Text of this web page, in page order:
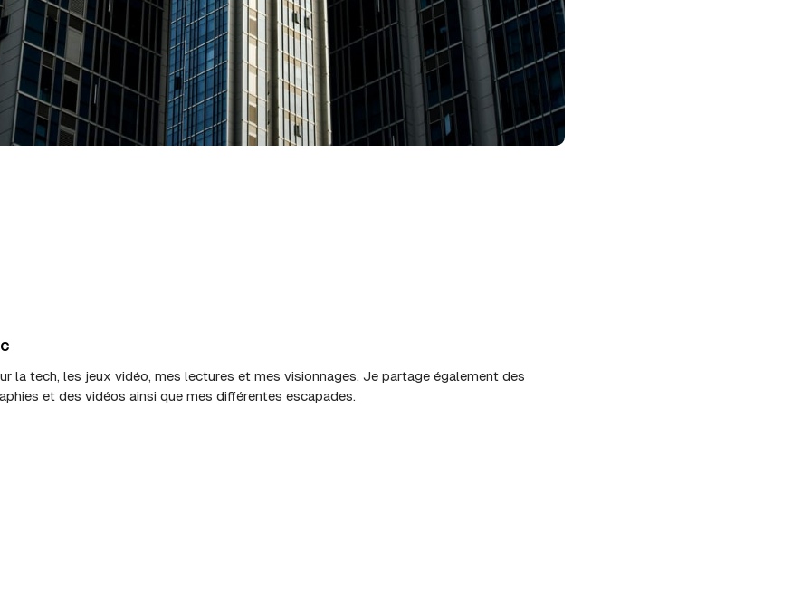
la tech, les jeux vidéo, mes lectures et mes visionnages. Je partage également des
et des vidéos ainsi que mes différentes escapades.